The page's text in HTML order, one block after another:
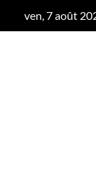
ven, 7 août